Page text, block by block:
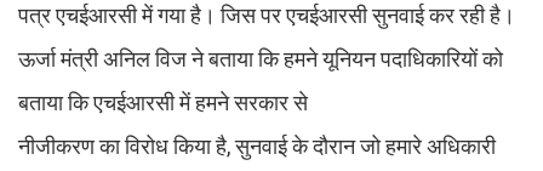
पत्र एचईआरसी में गया है। जिस पर एचईआरसी सुनवाई कर रही है।
ऊर्जा मंत्री अनिल विज ने बताया कि हमने यूनियन पदाधिकारियों को
बताया कि एचईआरसी में हमने सरकार से
नीजीकरण का विरोध किया है, सुनवाई के दौरान जो हमारे अधिकारी